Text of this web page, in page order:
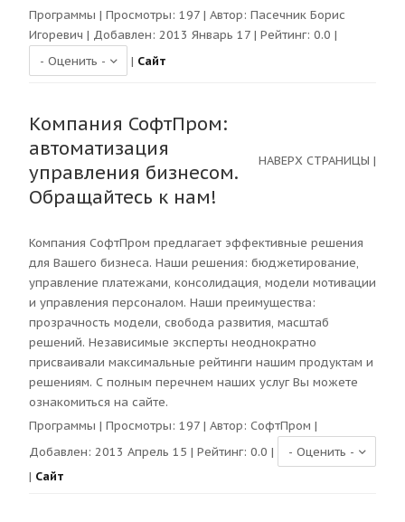
Программы | Просмотры: 197 | Автор: Пасечник Борис
Игоревич | Добавлен: 2013 Январь 17 | Рейтинг: 0.0 |
| Сайт
Компания СофтПром:
автоматизация
управления бизнесом.
Обращайтесь к нам!
НАВЕРХ СТРАНИЦЫ |
Компания СофтПром предлагает эффективные решения
для Вашего бизнеса. Наши решения: бюджетирование,
управление платежами, консолидация, модели мотивации
и управления персоналом. Наши преимущества:
прозрачность модели, свобода развития, масштаб
решений. Независимые эксперты неоднократно
присваивали максимальные рейтинги нашим продуктам и
решениям. С полным перечнем наших услуг Вы можете
ознакомиться на сайте.
Программы | Просмотры: 197 | Автор: СофтПром |
Добавлен: 2013 Апрель 15 | Рейтинг: 0.0 |
| Сайт